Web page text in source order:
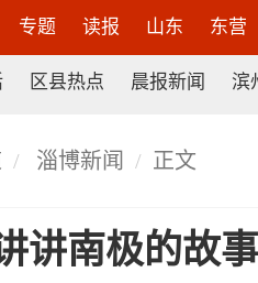
专题 读报 山东 东营
区县热点 晨报新闻 滨
淄博新闻 正文
讲南极的故